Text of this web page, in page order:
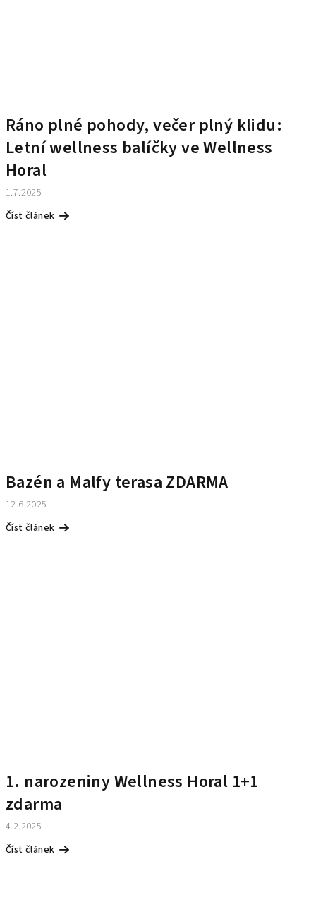
Ráno plné pohody, večer plný klidu:
Letní wellness balíčky ve Wellness
Horal
1.7.2025
Číst článek
Bazén a Malfy terasa ZDARMA
12.6.2025
Číst článek
1. narozeniny Wellness Horal 1+1
zdarma
4.2.2025
Číst článek